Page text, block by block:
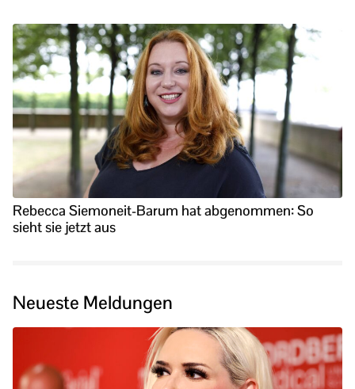
Rebecca Siemoneit-Barum hat abgenommen: So
sieht sie jetzt aus
Neueste Meldungen